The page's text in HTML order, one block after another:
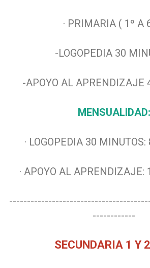
· PRIMARIA ( 1º A
-LOGOPEDIA 30
-APOYO AL APRENDIZAJE
MENSUALIDAD:
· LOGOPEDIA 30
· APOYO AL APRENDIZAJE:
------------
SECUNDARIA 1 Y